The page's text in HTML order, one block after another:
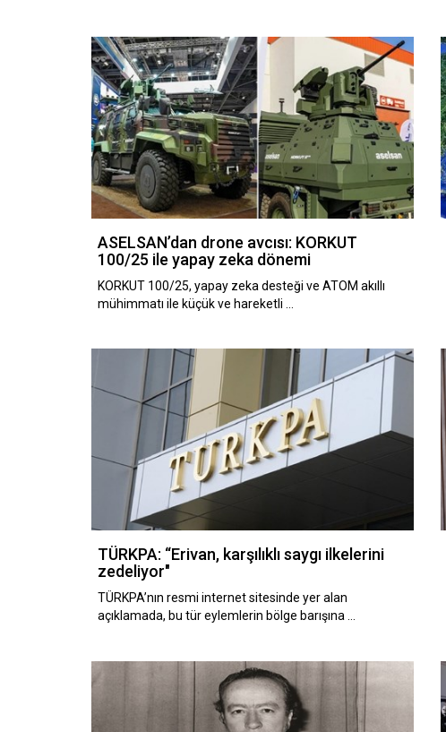
ASELSAN’dan drone avcısı: KORKUT
100/25 ile yapay zeka dönemi
KORKUT 100/25, yapay zeka desteği ve ATOM akıllı
mühimmatı ile küçük ve hareketli …
TÜRKPA: “Erivan, karşılıklı saygı ilkelerini
zedeliyor"
TÜRKPA’nın resmi internet sitesinde yer alan
açıklamada, bu tür eylemlerin bölge barışına …